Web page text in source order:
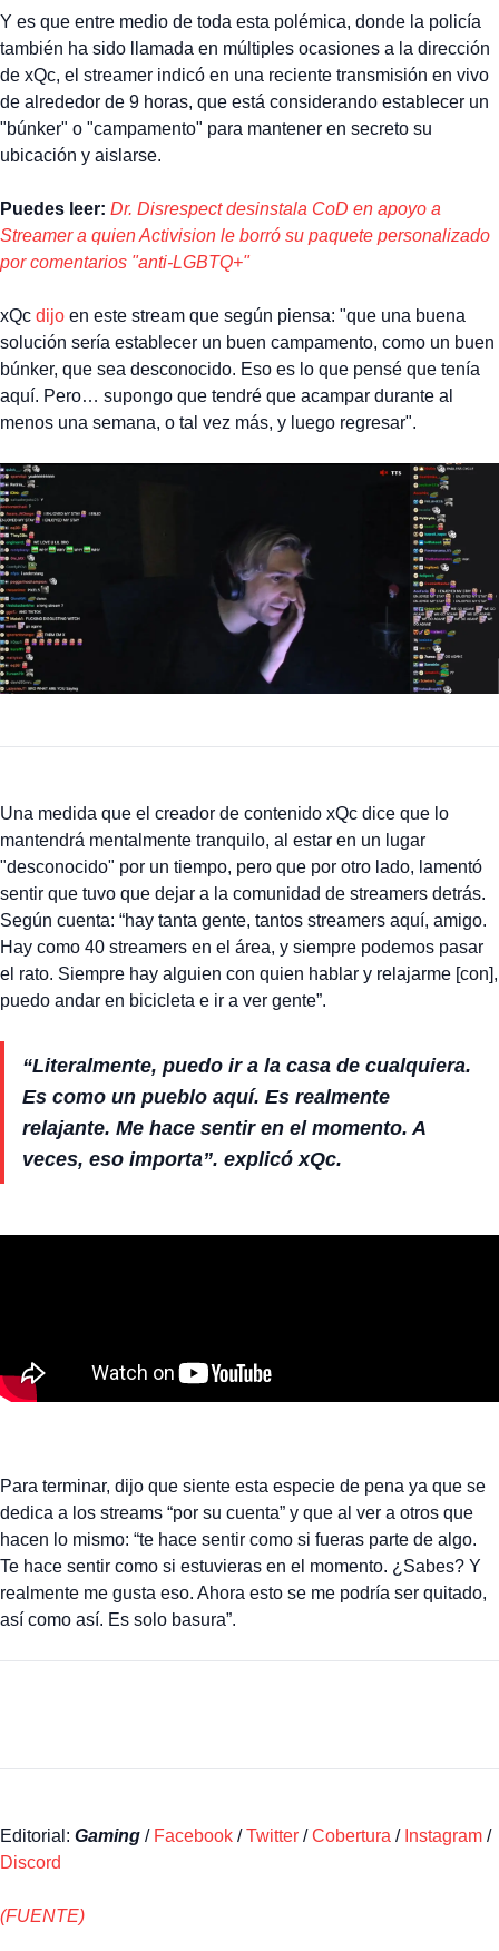
Y es que entre medio de toda esta polémica, donde la policía
también ha sido llamada en múltiples ocasiones a la dirección
de xQc, el streamer indicó en una reciente transmisión en vivo
de alrededor de 9 horas, que está considerando establecer un
"búnker" o "campamento" para mantener en secreto su
ubicación y aislarse.
Puedes leer: Dr. Disrespect desinstala CoD en apoyo a
Streamer a quien Activision le borró su paquete personalizado
por comentarios "anti-LGBTQ+"
xQc dijo en este stream que según piensa: "que una buena
solución sería establecer un buen campamento, como un buen
búnker, que sea desconocido. Eso es lo que pensé que tenía
aquí. Pero… supongo que tendré que acampar durante al
menos una semana, o tal vez más, y luego regresar".
Una medida que el creador de contenido xQc dice que lo
mantendrá mentalmente tranquilo, al estar en un lugar
"desconocido" por un tiempo, pero que por otro lado, lamentó
sentir que tuvo que dejar a la comunidad de streamers detrás.
Según cuenta: “hay tanta gente, tantos streamers aquí, amigo.
Hay como 40 streamers en el área, y siempre podemos pasar
el rato. Siempre hay alguien con quien hablar y relajarme [con],
puedo andar en bicicleta e ir a ver gente”.
“Literalmente, puedo ir a la casa de cualquiera.
Es como un pueblo aquí. Es realmente
relajante. Me hace sentir en el momento. A
veces, eso importa”. explicó xQc.
Para terminar, dijo que siente esta especie de pena ya que se
dedica a los streams “por su cuenta” y que al ver a otros que
hacen lo mismo: “te hace sentir como si fueras parte de algo.
Te hace sentir como si estuvieras en el momento. ¿Sabes? Y
realmente me gusta eso. Ahora esto se me podría ser quitado,
así como así. Es solo basura”.
Editorial: Gaming / Facebook /Twitter /Cobertura / Instagram /
Discord
(FUENTE)